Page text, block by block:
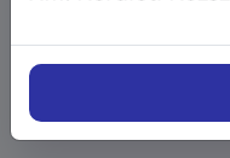
Heti kulturális